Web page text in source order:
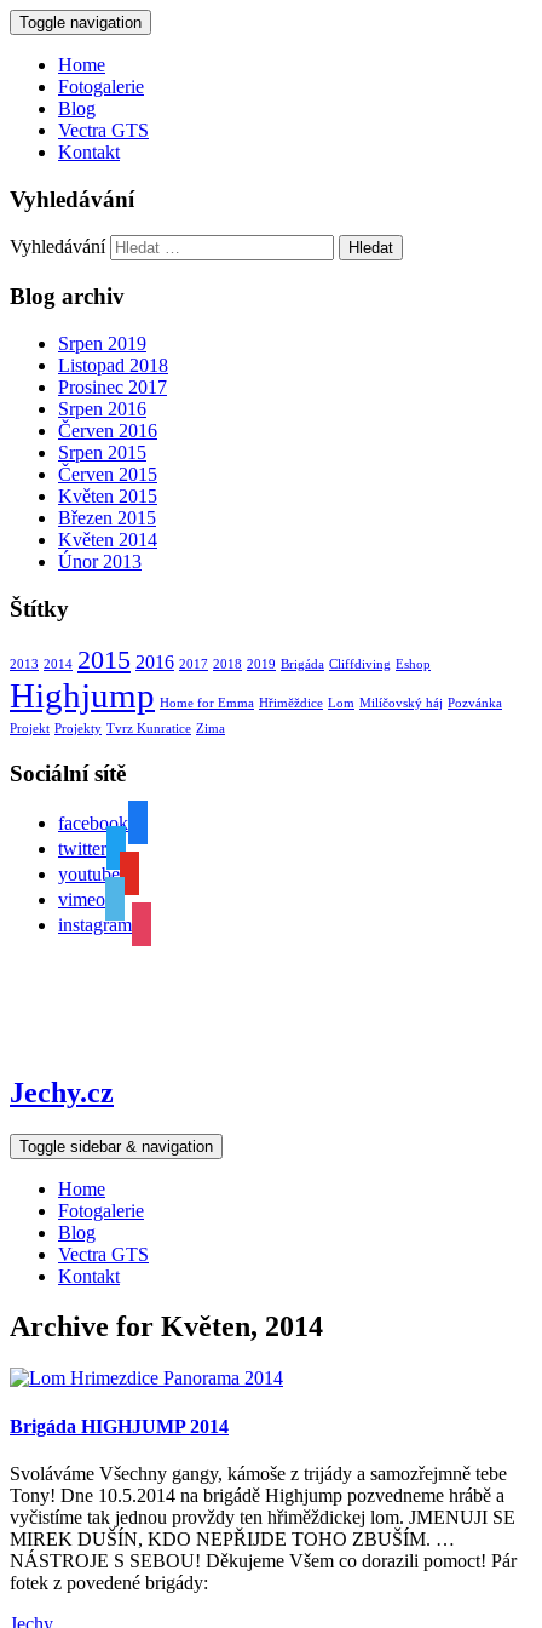
Toggle navigation
Home
Fotogalerie
Blog
Vectra GTS
Kontakt
Vyhledávání
Vyhledávání
Blog archiv
Srpen 2019
Listopad 2018
Prosinec 2017
Srpen 2016
Červen 2016
Srpen 2015
Červen 2015
Květen 2015
Březen 2015
Květen 2014
Únor 2013
Štítky
2013 2014 2015 2016 2017 2018 2019 Brigáda Cliffdiving Eshop
Highjump Home for Emma Hřiměždice Lom Milíčovský háj Pozvánka
Projekt Projekty Tvrz Kunratice Zima
Sociální sítě
facebook
twitter
youtube
vimeo
instagram
Jechy.cz
Toggle sidebar & navigation
Home
Fotogalerie
Blog
Vectra GTS
Kontakt
Archive for Květen, 2014
Brigáda HIGHJUMP 2014
Svoláváme Všechny gangy, kámoše z trijády a samozřejmně tebe
Tony! Dne 10.5.2014 na brigádě Highjump pozvedneme hrábě a
vyčistíme tak jednou provždy ten hřiměždickej lom. JMENUJI SE
MIREK DUŠÍN, KDO NEPŘIJDE TOHO ZBUŠÍM. …
NÁSTROJE S SEBOU! Děkujeme Všem co dorazili pomoct! Pár
fotek z povedené brigády:
Jechy